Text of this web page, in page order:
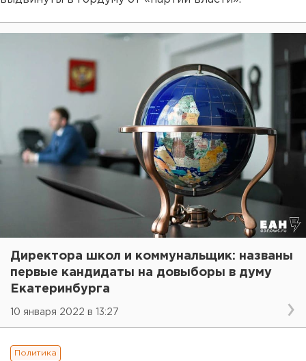
Директора школ и коммунальщик: названы
первые кандидаты на довыборы в думу
Екатеринбурга
10 января 2022 в 13:27
Политика